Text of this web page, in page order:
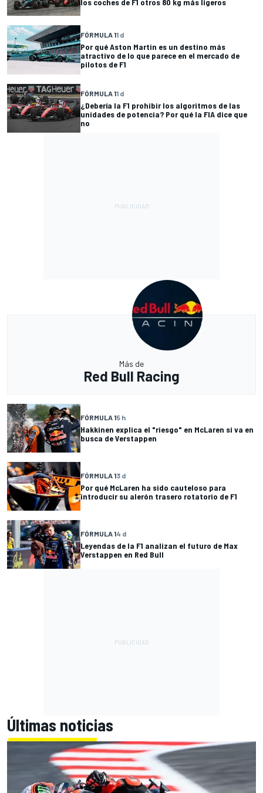
FÓRMULA 11 d
Por qué Aston Martin es un destino más
atractivo de lo que parece en el mercado de
pilotos de F1
FÓRMULA 11 d
¿Debería la F1 prohibir los algoritmos de las
unidades de potencia? Por qué la FIA dice que
no
Más de
Red Bull Racing
FÓRMULA 15 h
Hakkinen explica el "riesgo" en McLaren si va en
busca de Verstappen
FÓRMULA 13 d
Por qué McLaren ha sido cauteloso para
introducir su alerón trasero rotatorio de F1
FÓRMULA 14 d
Leyendas de la F1 analizan el futuro de Max
Verstappen en Red Bull
Últimas noticias